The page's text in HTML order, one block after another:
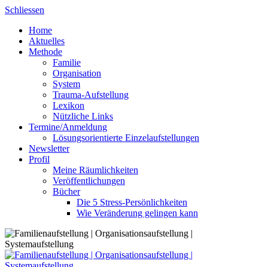
Skip
content
Schliessen
Home
Aktuelles
Methode
Familie
Organisation
System
Trauma-Aufstellung
Lexikon
Nützliche Links
Termine/Anmeldung
Lösungsorientierte Einzelaufstellungen
Newsletter
Profil
Meine Räumlichkeiten
Veröffentlichungen
Bücher
Die 5 Stress-Persönlichkeiten
Wie Veränderung gelingen kann